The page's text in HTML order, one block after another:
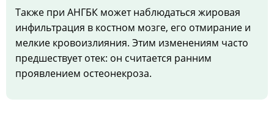
Также при АНГБК может наблюдаться жировая
инфильтрация в костном мозге, его отмирание и
мелкие кровоизлияния. Этим изменениям часто
предшествует отек: он считается ранним
проявлением остеонекроза.